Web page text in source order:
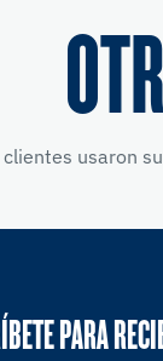
usaron
PARA